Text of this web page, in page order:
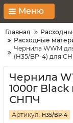
Меню
Главная
Расходные
Чернила WWM
(H35/BP-4) для
Чернила
1000г
СНПЧ
Артикул: H35/BP-4